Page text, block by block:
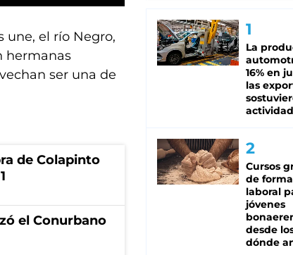
une, el río Negro,
hermanas
ser una de
de Colapinto
el Conurbano
La
16% en
las
actividad
Cursos
de
laboral
jóvenes
desde
dónde